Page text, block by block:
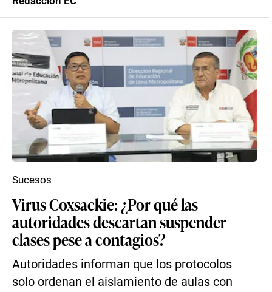
Virus Coxsackie: ¿Por qué las
autoridades descartan suspender
clases pese a contagios?
Autoridades informan que los protocolos
solo ordenan el aislamiento de aulas con
Sucesos